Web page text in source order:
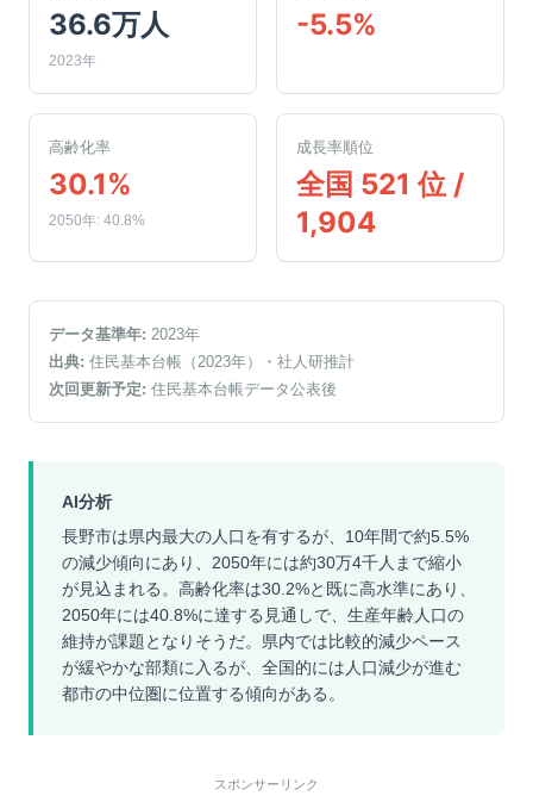
36.6万人
2023年
-5.5%
高齢化率
30.1%
2050年: 40.8%
成長率順位
全国 521 位 /
1,904
データ基準年: 2023年
出典: 住民基本台帳（2023年）
・社人研推計
次回更新予定: 住民基本台帳データ公表後
AI分析
長野市は県内最大の人口を有するが、10年間で約5.5%
の減少傾向にあり、2050年には約30万4千人まで縮小
が見込まれる。高齢化率は30.2%と既に高水準にあり、
2050年には40.8%に達する見通しで、生産年齢人口の
維持が課題となりそうだ。県内では比較的減少ペース
が緩やかな部類に入るが、全国的には人口減少が進む
都市の中位圏に位置する傾向がある。
スポンサーリンク